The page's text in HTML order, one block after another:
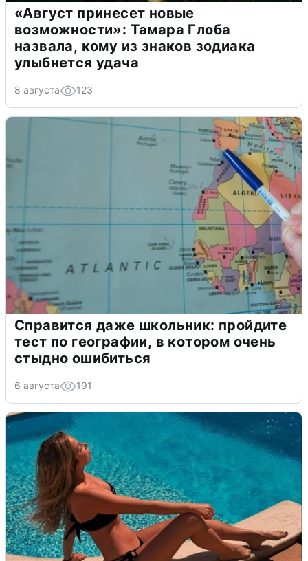
«Август принесет новые
возможности»: Тамара Глоба
назвала, кому из знаков зодиака
улыбнется удача
8 августа 123
Справится даже школьник: пройдите
тест по географии, в котором очень
стыдно ошибиться
6 августа 191